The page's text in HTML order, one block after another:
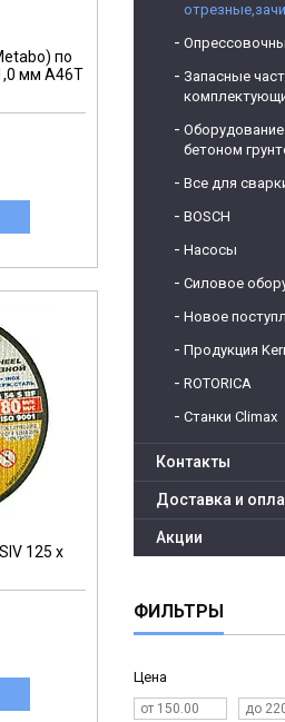
по
мм A46T
125 x
Запасные
бетоном
Все для
BOSCH
Насосы
Силовое
Новое
Продукция
ROTORICA
Станки Climax
Контакты
Доставка и
Акции
ФИЛЬТРЫ
Цена